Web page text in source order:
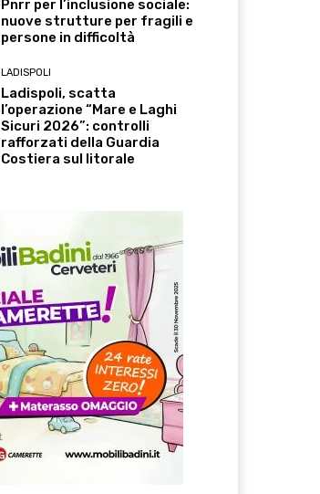
Pnrr per l’inclusione sociale:
nuove strutture per fragili e
persone in difficoltà
LADISPOLI
Ladispoli, scatta
l’operazione “Mare e Laghi
Sicuri 2026”: controlli
rafforzati della Guardia
Costiera sul litorale